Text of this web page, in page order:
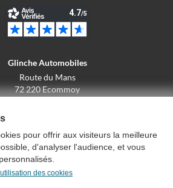
Glinche Automobiles
Route du Mans
72 220 Ecommoy
générales de vente
pour offrir aux visiteurs la meilleure
d'analyser l'audience, et vous
des cookies